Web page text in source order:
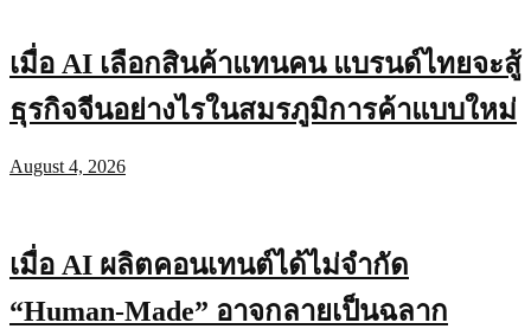
เมื่อ AI เลือกสินค้าแทนคน แบรนด์ไทยจะสู้
ธุรกิจจีนอย่างไรในสมรภูมิการค้าแบบใหม่
August 4, 2026
เมื่อ AI ผลิตคอนเทนต์ได้ไม่จำกัด
“Human-Made” อาจกลายเป็นฉลาก